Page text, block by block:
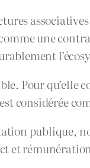
une
Pour
considérée
publique,
et